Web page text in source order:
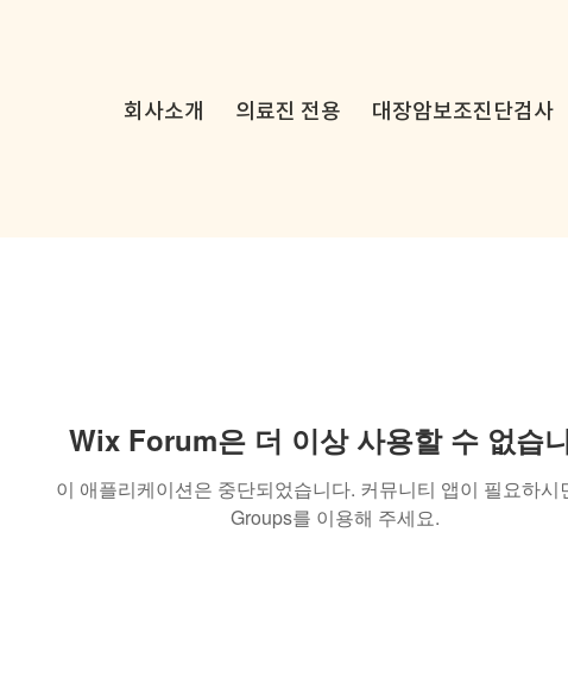
회사소개 의료진 전용 대장암보조진단검사
Wix Forum은 더 이상 사용할 수 없습
이 애플리케이션은 중단되었습니다. 커뮤니티 앱이 필요하시
Groups를 이용해 주세요.